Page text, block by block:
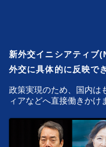
新外交イニシアティブ
外交に具体的に反映で
政策実現のため、国内は
ィアなどへ直接働きかけ